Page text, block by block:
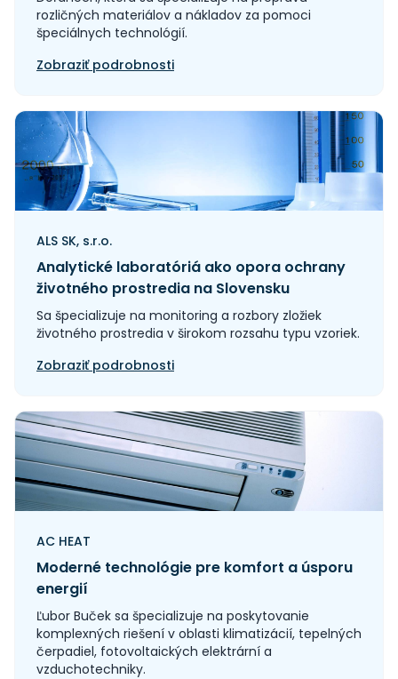
rozličných materiálov a nákladov za pomoci
špeciálnych technológií.
Zobraziť podrobnosti
ALS SK, s.r.o.
Analytické laboratóriá ako opora ochrany
životného prostredia na Slovensku
Sa špecializuje na monitoring a rozbory zložiek
životného prostredia v širokom rozsahu typu vzoriek.
Zobraziť podrobnosti
AC HEAT
Moderné technológie pre komfort a úsporu
energií
Ľubor Buček sa špecializuje na poskytovanie
komplexných riešení v oblasti klimatizácií, tepelných
čerpadiel, fotovoltaických elektrární a
vzduchotechniky.